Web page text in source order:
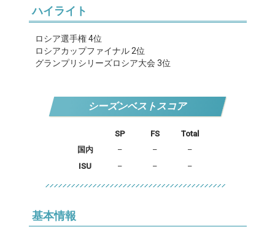
ハイライト
ロシア選手権 4位
ロシアカップファイナル 2位
グランプリシリーズロシア大会 3位
シーズンベストスコア
SP FS
Total
国内
– –
–
ISU
– – –
基本情報